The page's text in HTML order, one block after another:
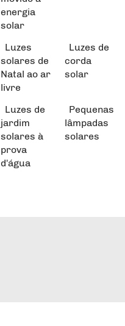
energia
solar
Luzes
solares de
Natal ao ar
livre
Luzes de
corda
solar
Luzes de
jardim
solares à
prova
d'água
Pequenas
lâmpadas
solares